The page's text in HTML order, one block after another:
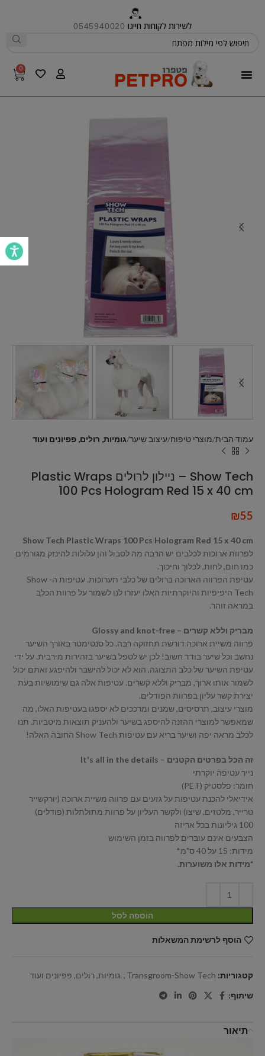
לשירות לקוחות חייגו 0545940020
0
עמוד הבית מוצרי טיפוח עיצוב שיער גומיות, רולים, פפיונים ועוד
Show Tech – ניילון לרולים Plastic Wraps
100 Pcs Hologram Red 15 x 40 cm
₪55
Show Tech Plastic Wraps 100 Pcs Hologram Red 15 x 40 cm
לפרוות ארוכות לכלבים יש הרבה מה לסבול והן עלולות להינזק מגורמים
כמו חום, לחות, לכלוך וחיכוך.
עטיפת הפרווה הארוכה ברולים של כלבי תערוכות. עטיפות ה- Show
Tech היפיפיות והיוקרתיות האלו יעזרו לנו לשמור על פרוות הכלב
במראה זוהר.
מבריק וללא קשרים – Glossy and knot-free
פרווה משיית ארוכה דורשת תחזוקה רבה. כל סנטימטר באורך השיער
נחשב וכל שיער בודד חשוב! לכן יש לטפל בשיער בזהירות מירבית. על ידי
עטיפת השיער של כלב התצוגה, הוא לא יכול להישבר ולהיפגע ואתם יכול
לשמור אותו ארוך, מבריק וללא קשרים. עטיפות אלה גם שימושיות בעת
יצירת קשר עליון בפרוות הפודלים.
מוצרי עיצוב, תרסיסים, שמנים ומרככים לא יספגו בעטיפות האלו, מה
שמאפשר למוצרי ההזנה להיספג בשיער ולהעניק תוצאות מיטביות. תנו
לכלב מראה יפה ושיער בריא עם עטיפות Show Tech החובה האלה!
זה הכל בפרטים הקטנים – It's all in the details
נייר עטיפה יוקרתי
חומר: פלסטיק (PET)
אידיאלי להכנת עטיפות על גזעים עם פרווה משיית ארוכה (יורקשייר
טרייר, מלטזים, שיצו) ולקשר העליון על פרוות מתולתלות (פודלים)
100 גיליונות בכל אריזה
הצבעים אינם עוברים לפרווה בזמן השימוש
מידות: 15 על 40 ס"מ*
*מידות אלו משוערות.
הוספה לסל
הוסף לרשימת המשאלות
קטגוריות: Transgroom-Show Tech
, גומיות, רולים, פפיונים ועוד
שיתוף:
תיאור